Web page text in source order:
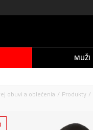
MUŽI
obuvi a oblečenia
Produkty